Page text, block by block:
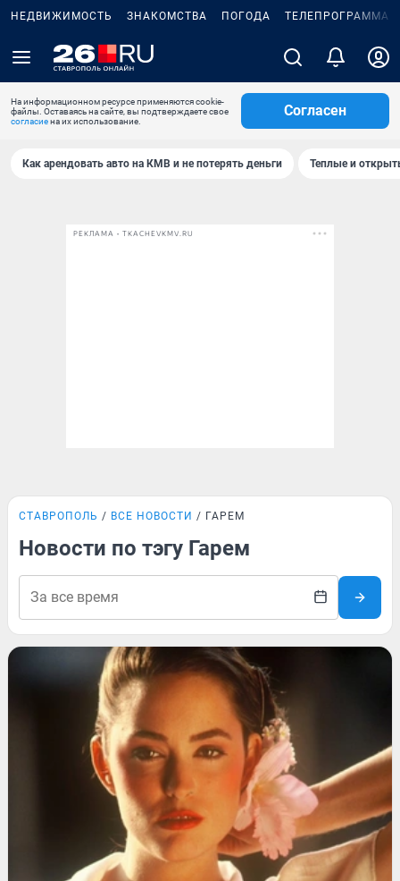
НЕДВИЖИМОСТЬ ЗНАКОМСТВА ПОГОДА ТЕЛЕПРОГРАММА
На информационном ресурсе применяются cookie-
файлы. Оставаясь на сайте, вы подтверждаете свое
согласиена их использование.
Согласен
Как арендовать авто на КМВ и не потерять деньги Теплые и
РЕКЛАМА • TKACHEVKMV.RU
СТАВРОПОЛЬ ВСЕ НОВОСТИ ГАРЕМ
Новости по тэгу Гарем